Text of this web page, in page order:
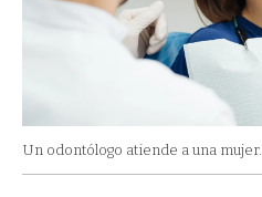
Un odontólogo atiende a una mujer.